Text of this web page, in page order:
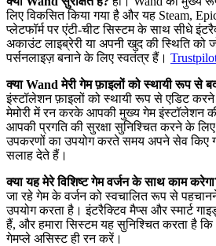
लिए विकसित किया गया है और यह Steam,
प्लेटफॉर्म पर एंटी-चीट सिस्टम के साथ सीधे
अकाउंट लाइब्रेरी या अपनी खुद की स्थिति को
पर्सनलाइज़ बनाने के लिए स्वतंत्र हैं।
क्या Wand मेरी गेम फ़ाइलों को स्थायी रूप से
इंस्टॉलेशन फ़ाइलों को स्थायी रूप से एडिट
मेमोरी में रन करके आपकी मुख्य गेम इंस्टॉलेशन
आपकी प्रगति की सुरक्षा सुनिश्चित करने के
उपकरणों का उपयोग करते समय अपने सेव किए
सलाह देते हैं।
क्या यह मेरे विशिष्ट गेम वर्जन के साथ काम
जा रहे गेम के वर्जन को स्वचालित रूप से
उपयोग करता है। इंटरैक्टिव मैप्स और स्मार्ट
हैं, और हमारा सिस्टम यह सुनिश्चित करता है
गेमप्ले असिस्ट ही रन करें।